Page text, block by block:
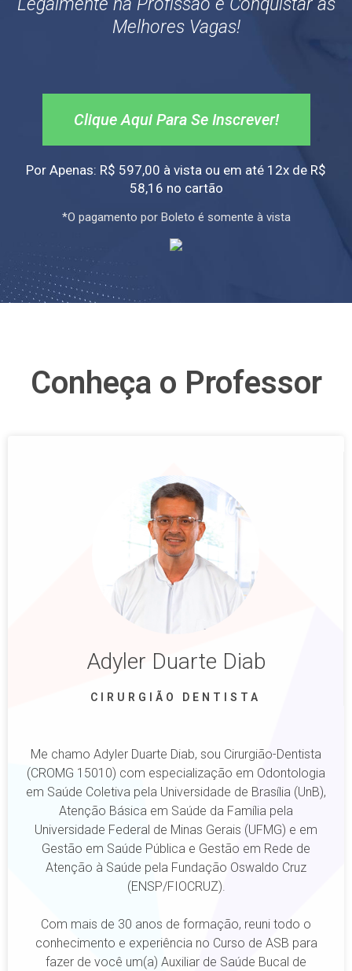
Melhores Vagas!
Clique Aqui Para Se Inscrever!
Por Apenas: R$ 597,00 à vista ou em até 12x de R$
58,16 no cartão
*O pagamento por Boleto é somente à vista
Conheça o Professor
Adyler Duarte Diab
CIRURGIÃO DENTISTA
Me chamo Adyler Duarte Diab, sou Cirurgião-Dentista
(CROMG 15010) com especialização em Odontologia
em Saúde Coletiva pela Universidade de Brasília (UnB),
Atenção Básica em Saúde da Família pela
Universidade Federal de Minas Gerais (UFMG) e em
Gestão em Saúde Pública e Gestão em Rede de
Atenção à Saúde pela Fundação Oswaldo Cruz
(ENSP/FIOCRUZ).
Com mais de 30 anos de formação, reuni todo o
conhecimento e experiência no Curso de ASB para
fazer de você um(a) Auxiliar de Saúde Bucal de